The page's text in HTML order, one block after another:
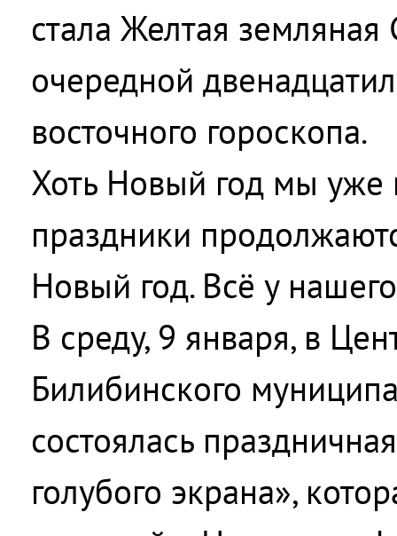
стала Желтая
очередной
восточного гороскопа.
Хоть Новый год мы уже
праздники
Новый год. Всё у
В среду, 9 января, в
Билибинского
состоялась
голубого экрана»,